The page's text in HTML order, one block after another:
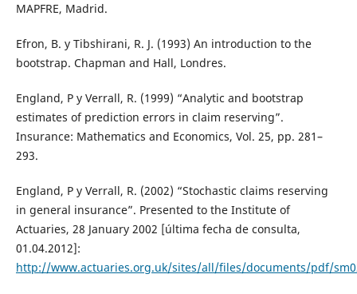
MAPFRE, Madrid.
Efron, B. y Tibshirani, R. J. (1993) An introduction to the
bootstrap. Chapman and Hall, Londres.
England, P y Verrall, R. (1999) “Analytic and bootstrap
estimates of prediction errors in claim reserving”.
Insurance: Mathematics and Economics, Vol. 25, pp. 281–
293.
England, P y Verrall, R. (2002) “Stochastic claims reserving
in general insurance”. Presented to the Institute of
Actuaries, 28 January 2002 [última fecha de consulta,
01.04.2012]:
http://www.actuaries.org.uk/sites/all/files/documents/pdf/